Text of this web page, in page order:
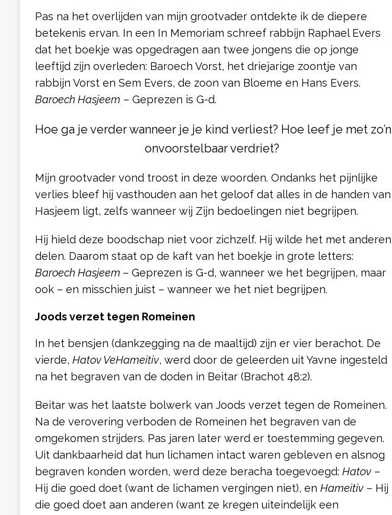
Pas na het overlijden van mijn grootvader ontdekte ik de diepere
betekenis ervan. In een In Memoriam schreef rabbijn Raphael Evers
dat het boekje was opgedragen aan twee jongens die op jonge
leeftijd zijn overleden: Baroech Vorst, het driejarige zoontje van
rabbijn Vorst en Sem Evers, de zoon van Bloeme en Hans Evers.
Baroech Hasjeem – Geprezen is G-d.
Hoe ga je verder wanneer je je kind verliest? Hoe leef je met zo’n
onvoorstelbaar verdriet?
Mijn grootvader vond troost in deze woorden. Ondanks het pijnlijke
verlies bleef hij vasthouden aan het geloof dat alles in de handen van
Hasjeem ligt, zelfs wanneer wij Zijn bedoelingen niet begrijpen.
Hij hield deze boodschap niet voor zichzelf. Hij wilde het met anderen
delen. Daarom staat op de kaft van het boekje in grote letters:
Baroech Hasjeem – Geprezen is G-d, wanneer we het begrijpen, maar
ook – en misschien juist – wanneer we het niet begrijpen.
Joods verzet tegen Romeinen
In het bensjen (dankzegging na de maaltijd) zijn er vier berachot. De
vierde, Hatov VeHameitiv, werd door de geleerden uit Yavne ingesteld
na het begraven van de doden in Beitar (Brachot 48:2).
Beitar was het laatste bolwerk van Joods verzet tegen de Romeinen.
Na de verovering verboden de Romeinen het begraven van de
omgekomen strijders. Pas jaren later werd er toestemming gegeven.
Uit dankbaarheid dat hun lichamen intact waren gebleven en alsnog
begraven konden worden, werd deze beracha toegevoegd: Hatov–
Hij die goed doet (want de lichamen vergingen niet), en Hameitiv– Hij
die goed doet aan anderen (want ze kregen uiteindelijk een